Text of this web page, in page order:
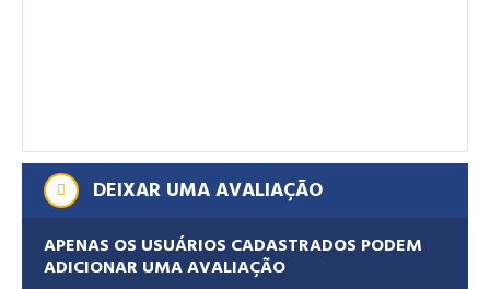
DEIXAR UMA AVALIAÇÃO
APENAS OS USUÁRIOS CADASTRADOS PODEM
ADICIONAR UMA AVALIAÇÃO